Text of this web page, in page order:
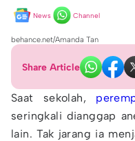
News Channel
behance.net/Amanda Tan
Share Article
Saat sekolah,
seringkali dianggap
lain. Tak jarang ia